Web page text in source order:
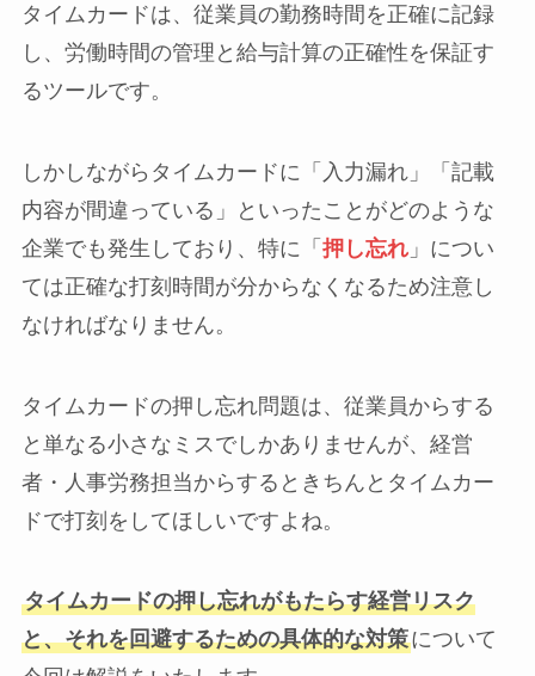
タイムカードは、従業員の勤務時間を正確に記録
し、労働時間の管理と給与計算の正確性を保証す
るツールです。
しかしながらタイムカードに「入力漏れ」「記載
内容が間違っている」といったことがどのような
企業でも発生しており、特に「 押し忘れ」につい
ては正確な打刻時間が分からなくなるため注意し
なければなりません。
タイムカードの押し忘れ問題は、従業員からする
と単なる小さなミスでしかありませんが、経営
者・人事労務担当からするときちんとタイムカー
ドで打刻をしてほしいですよね。
タイムカードの押し忘れがもたらす経営リスク
と、それを回避するための具体的な対策について